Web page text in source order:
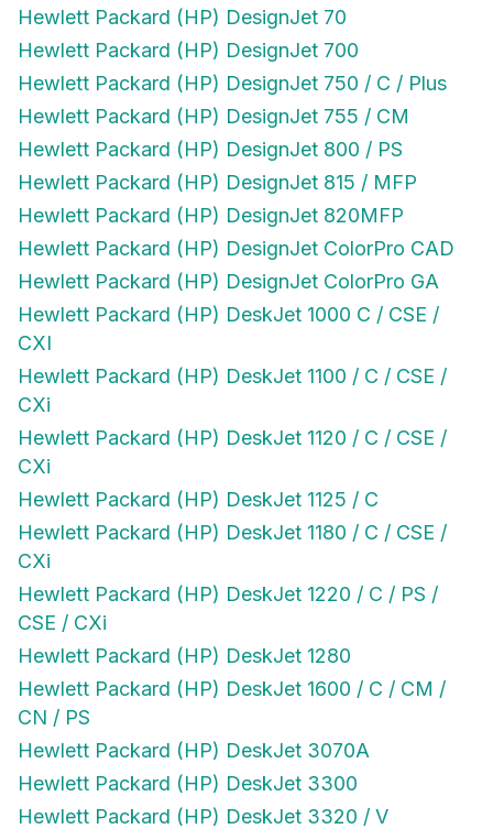
Hewlett Packard (HP) DesignJet 70
Hewlett Packard (HP) DesignJet 700
Hewlett Packard (HP) DesignJet 750 / C / Plus
Hewlett Packard (HP) DesignJet 755 / CM
Hewlett Packard (HP) DesignJet 800 / PS
Hewlett Packard (HP) DesignJet 815 / MFP
Hewlett Packard (HP) DesignJet 820MFP
Hewlett Packard (HP) DesignJet ColorPro CAD
Hewlett Packard (HP) DesignJet ColorPro GA
Hewlett Packard (HP) DeskJet 1000 C / CSE /
CXI
Hewlett Packard (HP) DeskJet 1100 / C / CSE /
CXi
Hewlett Packard (HP) DeskJet 1120 / C / CSE /
CXi
Hewlett Packard (HP) DeskJet 1125 / C
Hewlett Packard (HP) DeskJet 1180 / C / CSE /
CXi
Hewlett Packard (HP) DeskJet 1220 / C / PS /
CSE / CXi
Hewlett Packard (HP) DeskJet 1280
Hewlett Packard (HP) DeskJet 1600 / C / CM /
CN / PS
Hewlett Packard (HP) DeskJet 3070A
Hewlett Packard (HP) DeskJet 3300
Hewlett Packard (HP) DeskJet 3320 / V